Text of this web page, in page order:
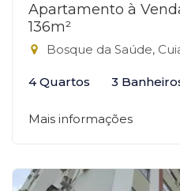
Apartamento à
136m²
Bosque da Saúde,
4 Quartos 3
Mais informações